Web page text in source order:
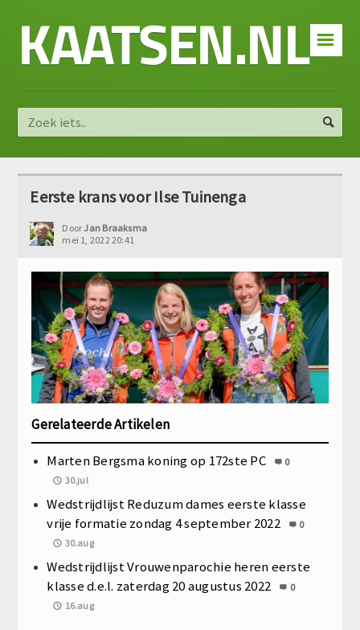
☰
KAATSEN.NL
Eerste krans voor Ilse Tuinenga
DoorJan Braaksma
mei 1, 2022 20:41
Gerelateerde Artikelen
Marten Bergsma koning op 172ste PC
0
30.jul
Wedstrijdlijst Reduzum dames eerste klasse
vrije formatie zondag 4 september 2022
0
30.aug
Wedstrijdlijst Vrouwenparochie heren eerste
klasse d.e.l. zaterdag 20 augustus 2022
0
16.aug